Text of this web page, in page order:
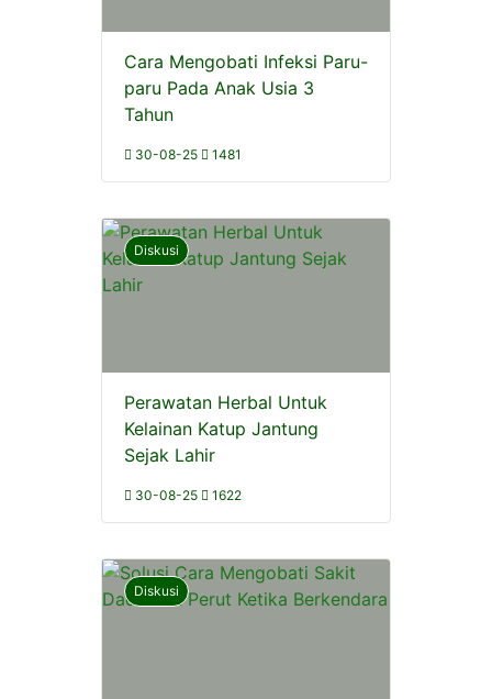
Cara Mengobati Infeksi Paru-
paru Pada Anak Usia 3
Tahun
30-08-25 1481
Diskusi
Perawatan Herbal Untuk
Kelainan Katup Jantung
Sejak Lahir
30-08-25 1622
Diskusi